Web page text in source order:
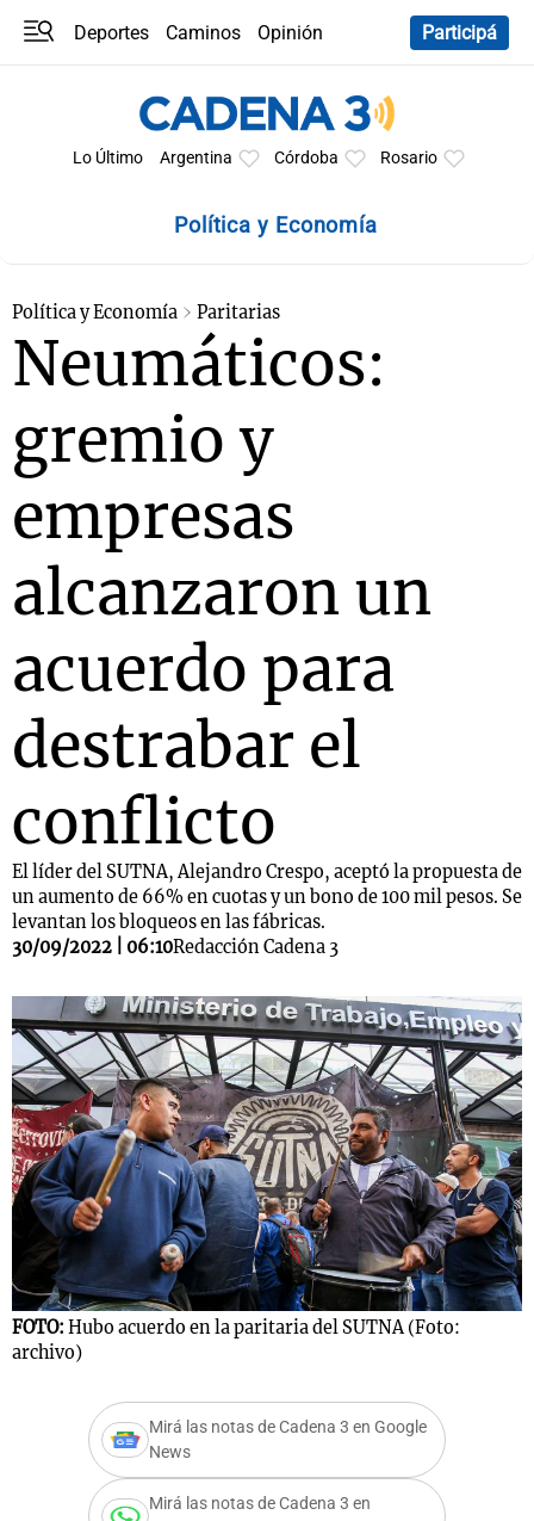
Deportes Caminos
Opinión
Participá
Lo Último Argentina Córdoba Rosario
Política y Economía
Política y Economía Paritarias
Neumáticos:
gremio y
empresas
alcanzaron un
acuerdo para
destrabar el
conflicto
El líder del SUTNA, Alejandro Crespo, aceptó la propuesta de
un aumento de 66% en cuotas y un bono de 100 mil pesos. Se
levantan los bloqueos en las fábricas.
30/09/2022 | 06:10Redacción Cadena 3
FOTO: Hubo acuerdo en la paritaria del SUTNA (Foto:
archivo)
Mirá las notas de Cadena 3 en Google
News
Mirá las notas de Cadena 3 en
Notas
Mundial 2026
Notas
La Sole en
Cadena 3